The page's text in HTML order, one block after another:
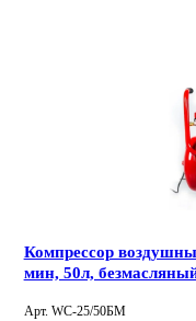
Компрессор
мин, 50л,
Арт. WC-25/50БМ